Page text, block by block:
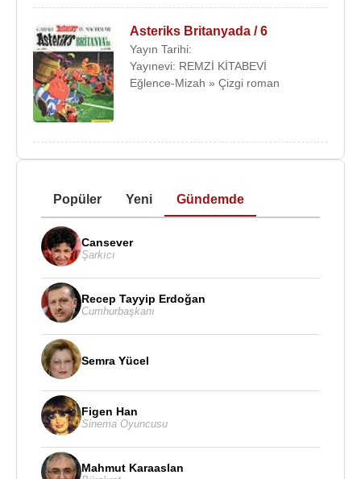
Asteriks Britanyada / 6
Yayın Tarihi:
Yayınevi: REMZİ KİTABEVİ
Eğlence-Mizah » Çizgi roman
Popüler Yeni Gündemde
Cansever
Şarkıcı
Recep Tayyip Erdoğan
Cumhurbaşkanı
Semra Yücel
Figen Han
Sinema Oyuncusu
Mahmut Karaaslan